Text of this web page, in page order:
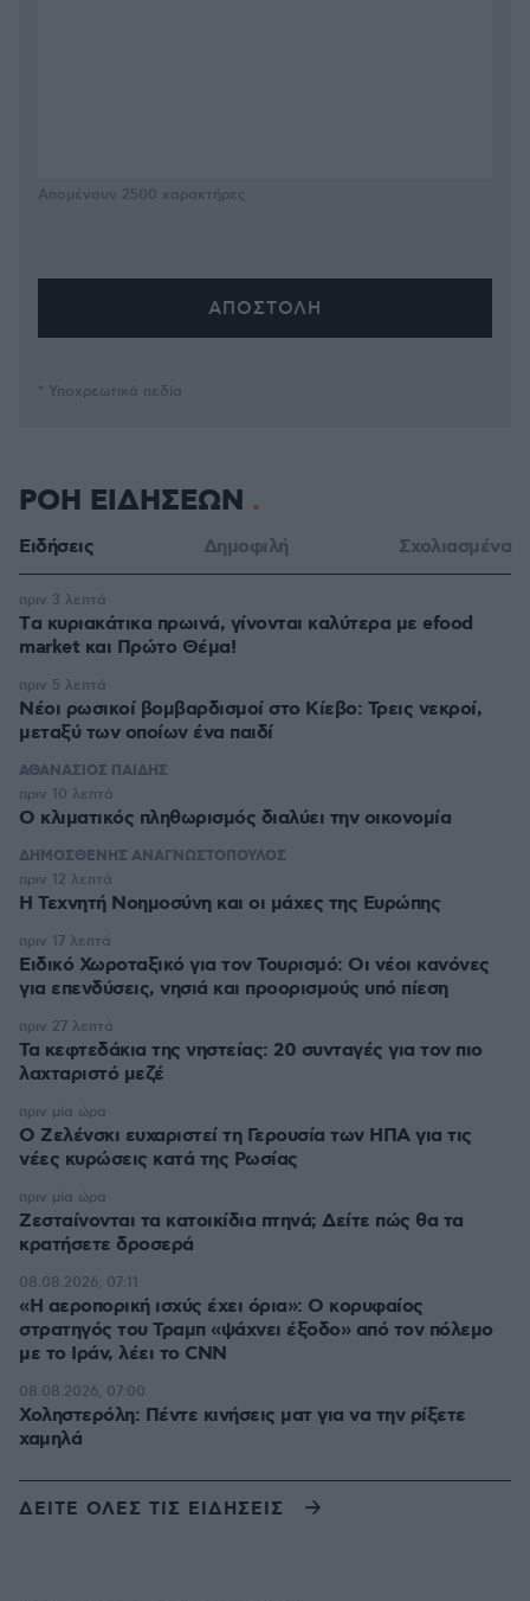
Απομένουν 2500 χαρακτήρες
* Υποχρεωτικά πεδία
ΡΟΗ ΕΙΔΗΣΕΩΝ
Ειδήσεις Δημοφιλή Σχολιασμένα
Tα κυριακάτικα πρωινά, γίνονται καλύτερα με efood
market και Πρώτο Θέμα!
πριν 3 λεπτά
Νέοι ρωσικοί βομβαρδισμοί στο Κίεβο: Τρεις νεκροί,
μεταξύ των οποίων ένα παιδί
πριν 5 λεπτά
ΑΘΑΝΑΣΙΟΣ ΠΑΙΔΗΣ
Ο κλιματικός πληθωρισμός διαλύει την οικονομία
πριν 10 λεπτά
ΔΗΜΟΣΘΕΝΗΣ ΑΝΑΓΝΩΣΤΟΠΟΥΛΟΣ
H Τεχνητή Νοημοσύνη και οι μάχες της Ευρώπης
πριν 12 λεπτά
Ειδικό Χωροταξικό για τον Τουρισμό: Οι νέοι κανόνες
για επενδύσεις, νησιά και προορισμούς υπό πίεση
πριν 17 λεπτά
Τα κεφτεδάκια της νηστείας: 20 συνταγές για τον πιο
λαχταριστό μεζέ
πριν 27 λεπτά
Ο Ζελένσκι ευχαριστεί τη Γερουσία των ΗΠΑ για τις
νέες κυρώσεις κατά της Ρωσίας
πριν μία ώρα
Ζεσταίνονται τα κατοικίδια πτηνά; Δείτε πώς θα τα
κρατήσετε δροσερά
πριν μία ώρα
«Η αεροπορική ισχύς έχει όρια»: Ο κορυφαίος
στρατηγός του Τραμπ «ψάχνει έξοδο» από τον πόλεμο
με το Ιράν, λέει το CNN
08.08.2026, 07:11
Χοληστερόλη: Πέντε κινήσεις ματ για να την ρίξετε
χαμηλά
08.08.2026, 07:00
ΔΕΙΤΕ ΟΛΕΣ ΤΙΣ ΕΙΔΗΣΕΙΣ